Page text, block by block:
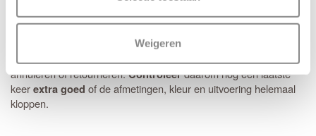
Weigeren
Controleer je bestelling zorgvuldig
speciaal voor jou samengesteld. Omdat het om dit specifieke
maatwerk gaat, is het niet mogelijk om de deuren te ruilen,
annuleren of retourneren.Controleerdaarom nog een laatste
keerextra goed of de afmetingen, kleur en uitvoering helemaal
kloppen.